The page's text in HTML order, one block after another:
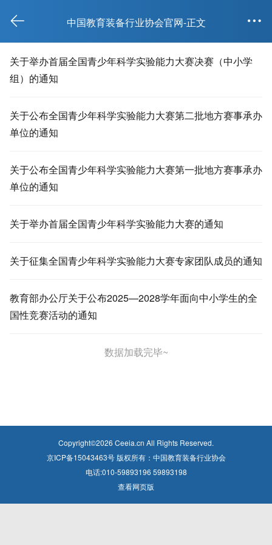
 中国教育装备行业协会官网-正文 
关于举办首届全国青少年科学实验能力大赛决赛（中小学
组）的通知
关于公布全国青少年科学实验能力大赛第二批地方赛事承办
单位的通知
关于公布全国青少年科学实验能力大赛第一批地方赛事承办
单位的通知
关于举办首届全国青少年科学实验能力大赛的通知
关于征集全国青少年科学实验能力大赛专家团队成员的通知
教育部办公厅关于公布2025—2028学年面向中小学生的全
国性竞赛活动的通知
数据加载完毕~
Copyright©2026 Ceeia.cn All Rights Reserved.
京ICP备15043463号 版权所有：中国教育装备行业协会
电话:010-59893196 59893198
查看网页版